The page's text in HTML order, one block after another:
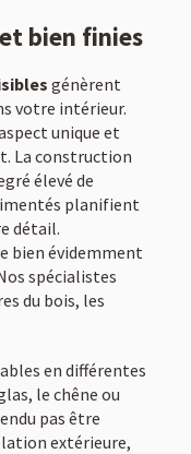
bien finies
génèrent
votre intérieur.
unique et
La construction
élevé de
planifient
détail.
bien évidemment
spécialistes
du bois, les
en différentes
le chêne ou
pas être
extérieure,